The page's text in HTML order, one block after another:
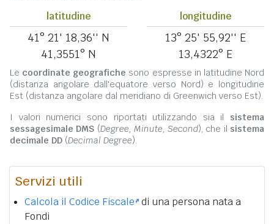
latitudine
41° 21' 18,36'' N
41,3551° N
longitudine
13° 25' 55,92'' E
13,4322° E
Le coordinate geografiche sono espresse in latitudine Nord
(distanza angolare dall'equatore verso Nord) e longitudine
Est (distanza angolare dal meridiano di Greenwich verso Est).
I valori numerici sono riportati utilizzando sia il sistema
sessagesimale DMS (Degree, Minute, Second), che il sistema
decimale DD (Decimal Degree).
Servizi utili
Calcola il Codice Fiscale di una persona nata a
Fondi